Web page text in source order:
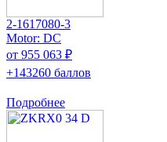
2-1617080-3
Motor: DC
от 955 063 ₽
+143260 баллов
Подробнее